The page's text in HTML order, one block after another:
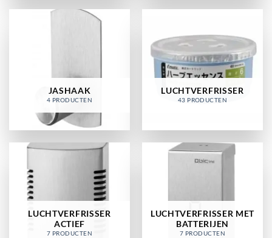
JASHAAK
4 PRODUCTEN
LUCHTVERFRISSER
43 PRODUCTEN
LUCHTVERFRISSER
ACTIEF
7 PRODUCTEN
LUCHTVERFRISSER MET
BATTERIJEN
7 PRODUCTEN